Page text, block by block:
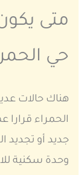
متى
حي
هناك حالات
الحمراء قرارا
جديد أو تجديد
وحدة سكنية